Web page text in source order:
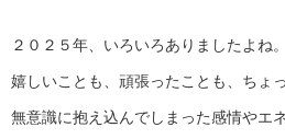
２０２５年、いろいろありましたよね。
嬉しいことも、頑張ったことも、ちょ
無意識に抱え込んでしまった感情やエ